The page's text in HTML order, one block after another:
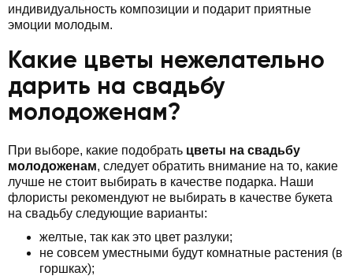
индивидуальность композиции и подарит приятные
эмоции молодым.
Какие цветы нежелательно
дарить на свадьбу
молодоженам?
При выборе, какие подобрать цветы на свадьбу
молодоженам, следует обратить внимание на то, какие
лучше не стоит выбирать в качестве подарка. Наши
флористы рекомендуют не выбирать в качестве букета
на свадьбу следующие варианты:
желтые, так как это цвет разлуки;
не совсем уместными будут комнатные растения (в
горшках);